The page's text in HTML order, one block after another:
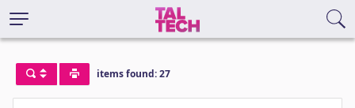
items found: 27